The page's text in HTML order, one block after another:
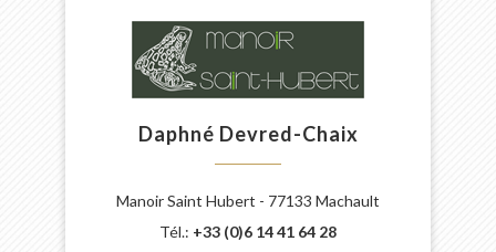
Daphné Devred-Chaix
Manoir Saint Hubert - 77133 Machault
Tél.: +33 (0)6 14 41 64 28